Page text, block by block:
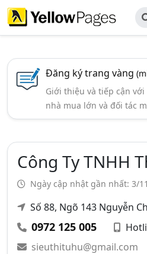
Đăng ký trang vàng
Giới thiệu và tiếp cận với
nhà mua lớn và đối tác
Công Ty TNHH
Ngày cập nhật gần nhất: 3/
Số 88, Ngõ 143 Nguyễn
0972 125 005
sieuthituhu@gmail.com